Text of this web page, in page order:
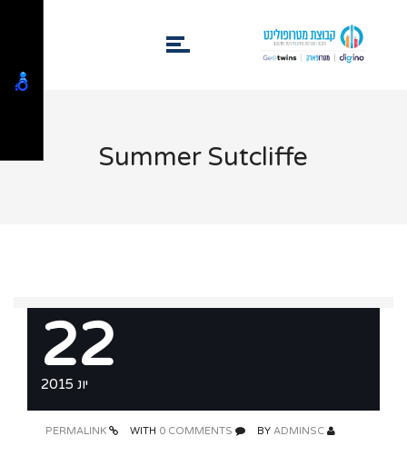
Summer Sutcliffe
22
יונ 2015
ADMINSC
0 COMMENTS